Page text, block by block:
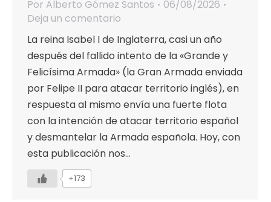
Por Alberto Gómez Santos
06/08/2026
Deja un comentario
La reina Isabel I de Inglaterra, casi un año
después del fallido intento de la «Grande y
Felicísima Armada» (la Gran Armada enviada
por Felipe II para atacar territorio inglés), en
respuesta al mismo envía una fuerte flota
con la intención de atacar territorio español
y desmantelar la Armada española. Hoy, con
esta publicación nos…
+173